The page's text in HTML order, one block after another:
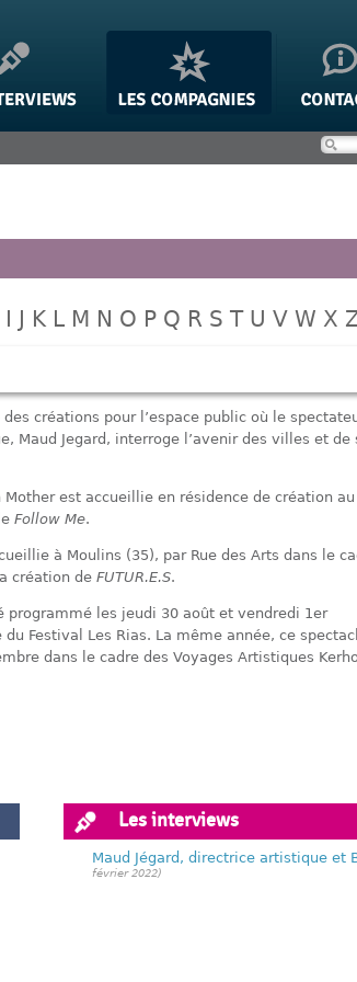
K L M N O P Q R S T U V W X
créations pour l’espace public où le
Maud Jegard, interroge l’avenir des villes et de
Mother est accueillie en résidence de création au
Follow Me.
à Moulins (35), par Rue des Arts dans le
création de FUTUR.E.S.
programmé les jeudi 30 août et vendredi 1er
Festival Les Rias. La même année, ce
dans le cadre des Voyages Artistiques
Les interviews
Maud Jégard, directrice artistique et
février 2022)